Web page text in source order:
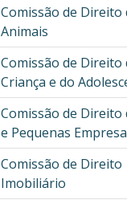
Comissão de Direito
Animais
Comissão de Direito
Criança e do
Comissão de Direito
e Pequenas
Comissão de Direito
Imobiliário